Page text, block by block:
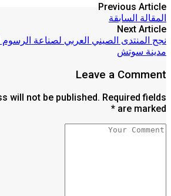
Previous Article
المقالة السابقة
Next Article
نجح المنتدى الصيني العربي لصناعة
مدينة سوتش
Leave a Comment
will not be published. Required fields
are marked *